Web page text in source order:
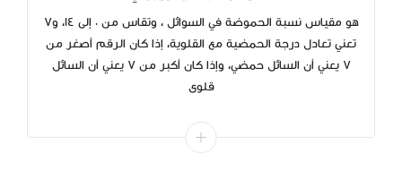
هو مقياس نسبة الحموضة في السوائل ، وتقاس من 0 إلى 14، و7
تعني تعادل درجة الحمضية مع القلوية، إذا كان الرقم أصغر من
7 يعني أن السائل حمضي، وإذا كان أكبر من 7 يعني أن السائل
قلوى